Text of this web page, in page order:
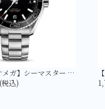
【OMEGA オメガ】シーマスター PLANET OCEAN 600M コーアクシャル マスター クロノメーター 43.5MM 215.30.44.21.01.001
込)